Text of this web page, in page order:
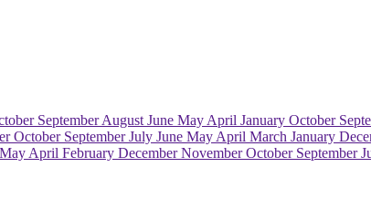
SeptemberAugust June May April January October
October SeptemberJuly June May April March January
May April February DecemberNovemberOctober September